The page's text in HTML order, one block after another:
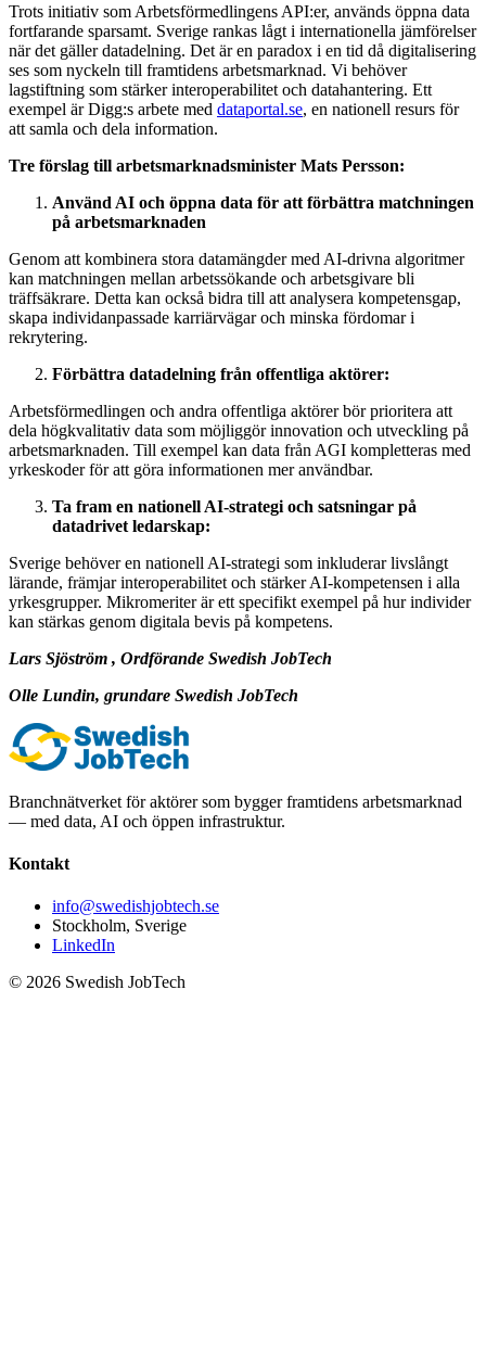
Trots initiativ som Arbetsförmedlingens API:er, används öppna data
fortfarande sparsamt. Sverige rankas lågt i internationella jämförelser
när det gäller datadelning. Det är en paradox i en tid då digitalisering
ses som nyckeln till framtidens arbetsmarknad. Vi behöver
lagstiftning som stärker interoperabilitet och datahantering. Ett
exempel är Digg:s arbete med dataportal.se, en nationell resurs för
att samla och dela information.
Tre förslag till arbetsmarknadsminister Mats Persson:
Använd AI och öppna data för att förbättra matchningen
på arbetsmarknaden
Genom att kombinera stora datamängder med AI-drivna algoritmer
kan matchningen mellan arbetssökande och arbetsgivare bli
träffsäkrare. Detta kan också bidra till att analysera kompetensgap,
skapa individanpassade karriärvägar och minska fördomar i
rekrytering.
Förbättra datadelning från offentliga aktörer:
Arbetsförmedlingen och andra offentliga aktörer bör prioritera att
dela högkvalitativ data som möjliggör innovation och utveckling på
arbetsmarknaden. Till exempel kan data från AGI kompletteras med
yrkeskoder för att göra informationen mer användbar.
Ta fram en nationell AI-strategi och satsningar på
datadrivet ledarskap:
Sverige behöver en nationell AI-strategi som inkluderar livslångt
lärande, främjar interoperabilitet och stärker AI-kompetensen i alla
yrkesgrupper. Mikromeriter är ett specifikt exempel på hur individer
kan stärkas genom digitala bevis på kompetens.
Lars Sjöström , Ordförande Swedish JobTech
Olle Lundin, grundare Swedish JobTech
Branchnätverket för aktörer som bygger framtidens arbetsmarknad
— med data, AI och öppen infrastruktur.
Kontakt
info@swedishjobtech.se
Stockholm, Sverige
LinkedIn
© 2026 Swedish JobTech